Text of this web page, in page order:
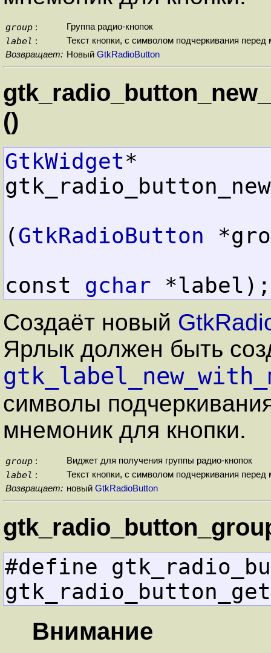
group : Группа радио-кнопок
label :
Текст кнопки, с символом подчеркивания
Возвращает: Новый GtkRadioButton
()
GtkWidget*
(GtkRadioButton
const gchar *label);
Создаёт новый
Ярлык должен быть
символы
мнемоник для кнопки.
group : Виджет для получения группы радио-кнопок
label :
Текст кнопки, с символом подчеркивания
Возвращает: новый GtkRadioButton
#define
Внимание